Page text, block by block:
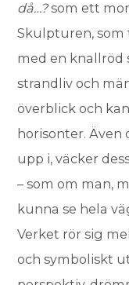
då…?som ett
Skulpturen, som
med en knallröd
strandliv och
överblick och
horisonter.
upp i, väcker
– som om man,
kunna se hela
Verket rör sig
och symboliskt